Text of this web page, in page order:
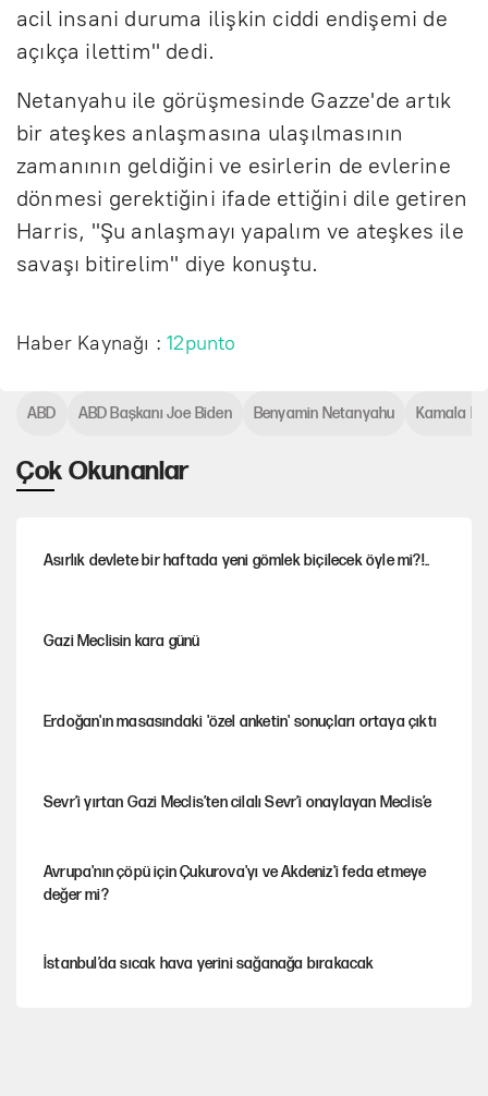
acil insani duruma ilişkin ciddi endişemi de
açıkça ilettim" dedi.
Netanyahu ile görüşmesinde Gazze'de artık
bir ateşkes anlaşmasına ulaşılmasının
zamanının geldiğini ve esirlerin de evlerine
dönmesi gerektiğini ifade ettiğini dile getiren
Harris, "Şu anlaşmayı yapalım ve ateşkes ile
savaşı bitirelim" diye konuştu.
Haber Kaynağı :12punto
Çok Okunanlar
Asırlık devlete bir haftada yeni gömlek biçilecek öyle mi?!..
Gazi Meclisin kara günü
Erdoğan'ın masasındaki 'özel anketin' sonuçları ortaya çıktı
Sevr’i yırtan Gazi Meclis’ten cilalı Sevr’i onaylayan Meclis’e
Avrupa'nın çöpü için Çukurova'yı ve Akdeniz'i feda etmeye
değer mi?
İstanbul’da sıcak hava yerini sağanağa bırakacak
ABD ABD Başkanı Joe Biden Benyamin Netanyahu Kamala